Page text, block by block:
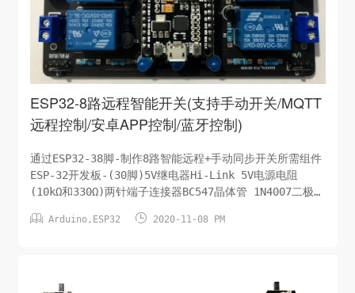
ESP32-8路远程智能开关(支持手动开关/MQTT
远程控制/安卓APP控制/蓝牙控制)
通过ESP32-38脚-制作8路智能远程+手动同步开关所需组件
ESP-32开发板-(30脚)5V继电器Hi-Link 5V电源电阻
(10kΩ和330Ω)两针端子连接器BC547晶体管 1N4007二极管
Code源码此处省略/待分享PCB设计图及分享下载在
 Arduino, ESP32  2020-11-08 PM